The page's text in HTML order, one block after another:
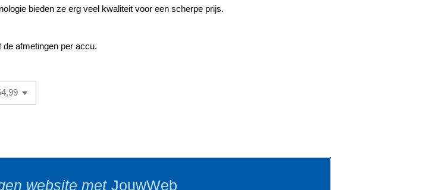
bieden ze erg veel kwaliteit voor een scherpe prijs.
de afmetingen per accu.
website met JouwWeb